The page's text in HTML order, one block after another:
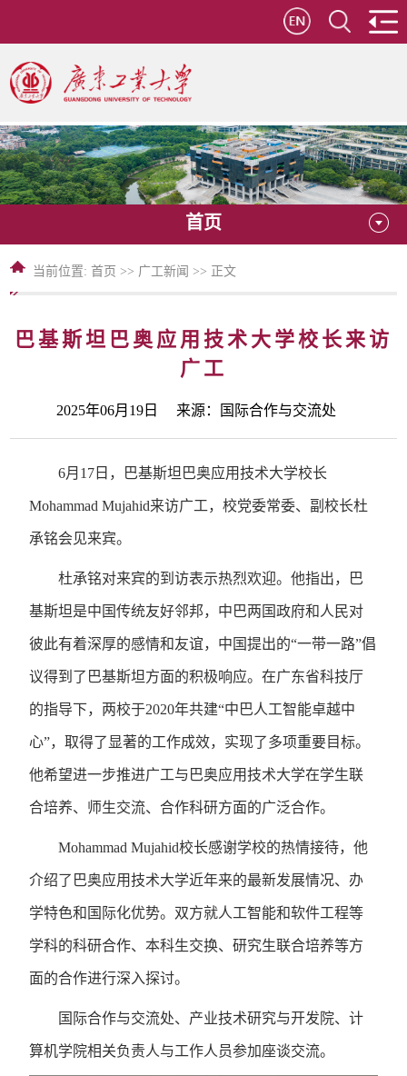
首页
当前位置:首页 >> 广工新闻 >> 正文
巴基斯坦巴奥应用技术大学校长来访
广工
2025年06月19日 来源：国际合作与交流处
6月17日，巴基斯坦巴奥应用技术大学校长
Mohammad Mujahid来访广工，校党委常委、副校长杜
承铭会见来宾。
杜承铭对来宾的到访表示热烈欢迎。他指出，巴
基斯坦是中国传统友好邻邦，中巴两国政府和人民对
彼此有着深厚的感情和友谊，中国提出的“一带一路”倡
议得到了巴基斯坦方面的积极响应。在广东省科技厅
的指导下，两校于2020年共建“中巴人工智能卓越中
心”，取得了显著的工作成效，实现了多项重要目标。
他希望进一步推进广工与巴奥应用技术大学在学生联
合培养、师生交流、合作科研方面的广泛合作。
Mohammad Mujahid校长感谢学校的热情接待，他
介绍了巴奥应用技术大学近年来的最新发展情况、办
学特色和国际化优势。双方就人工智能和软件工程等
学科的科研合作、本科生交换、研究生联合培养等方
面的合作进行深入探讨。
国际合作与交流处、产业技术研究与开发院、计
算机学院相关负责人与工作人员参加座谈交流。